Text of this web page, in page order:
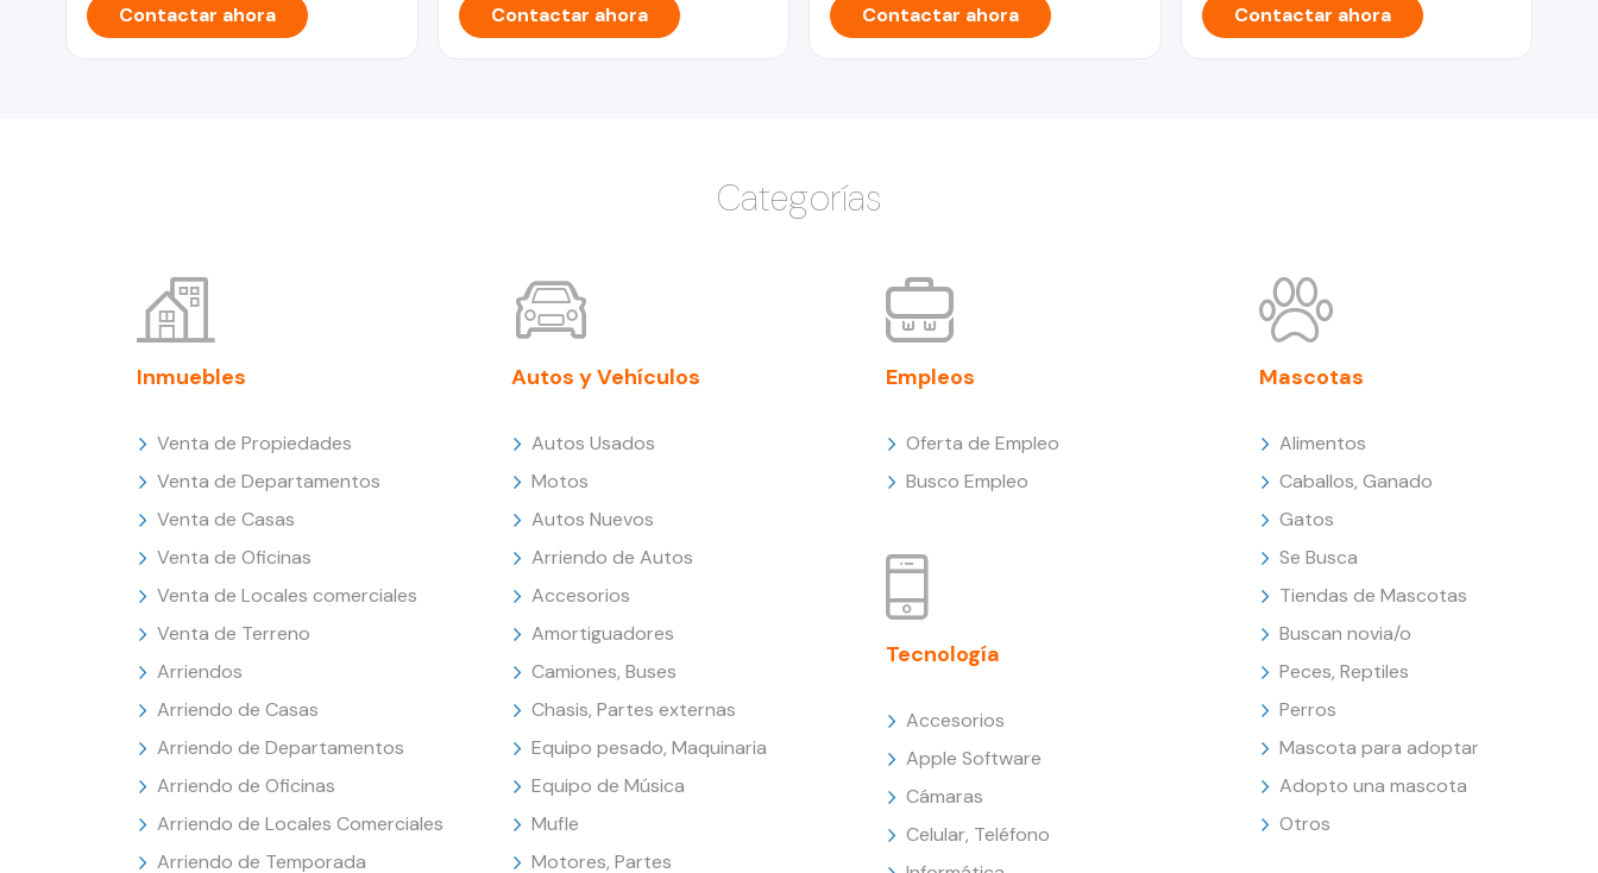
Contactar ahora Contactar ahora Contactar ahora Contactar ahora
Categorías
Inmuebles
Venta de Propiedades
Venta de Departamentos
Venta de Casas
Venta de Oficinas
Venta de Locales comerciales
Venta de Terreno
Arriendos
Arriendo de Casas
Arriendo de Departamentos
Arriendo de Oficinas
Arriendo de Locales Comerciales
Arriendo de Temporada
Autos y Vehículos
Autos Usados
Motos
Autos Nuevos
Arriendo de Autos
Accesorios
Amortiguadores
Camiones, Buses
Chasis, Partes externas
Equipo pesado, Maquinaria
Equipo de Música
Mufle
Motores, Partes
Empleos
Oferta de Empleo
Busco Empleo
Tecnología
Accesorios
Apple Software
Cámaras
Celular, Teléfono
Mascotas
Alimentos
Caballos, Ganado
Gatos
Se Busca
Tiendas de Mascotas
Buscan novia/o
Peces, Reptiles
Perros
Mascota para adoptar
Adopto una mascota
Otros